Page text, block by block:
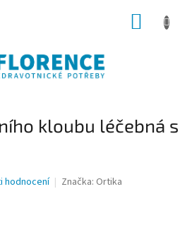
kloubu léčebná s
hodnocení Značka: Ortika